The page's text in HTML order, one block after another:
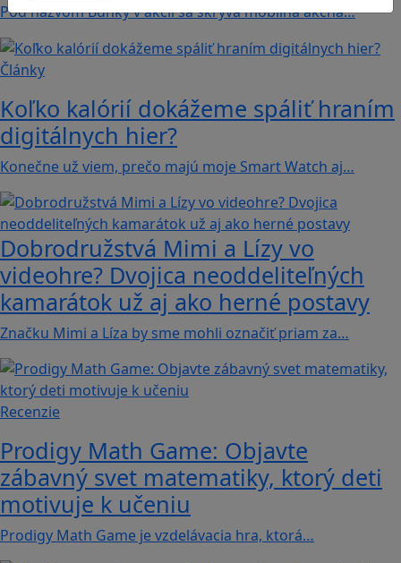
Pod názvom Bunky v akcii sa skrýva mobilná akčná…
Články
Koľko kalórií dokážeme spáliť hraním
digitálnych hier?
Konečne už viem, prečo majú moje Smart Watch aj…
Dobrodružstvá Mimi a Lízy vo
videohre? Dvojica neoddeliteľných
kamarátok už aj ako herné postavy
Značku Mimi a Líza by sme mohli označiť priam za…
Recenzie
Prodigy Math Game: Objavte
zábavný svet matematiky, ktorý deti
motivuje k učeniu
Prodigy Math Game je vzdelávacia hra, ktorá…